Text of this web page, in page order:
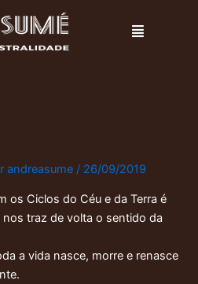
Menu
andreasume / 26/09/2019
os Ciclos do Céu e da Terra é
traz de volta o sentido da
a vida nasce, morre e renasce